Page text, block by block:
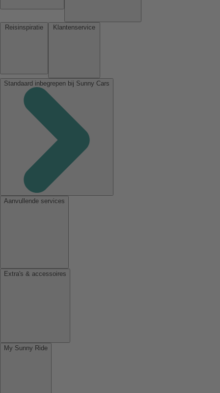
Standaard inbegrepen bij Sunny Cars
Aanvullende services
Extra's & accessoires
My Sunny Ride